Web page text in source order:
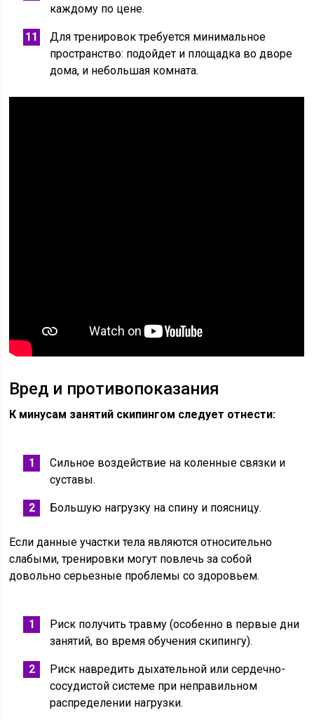
каждому по цене.
Для тренировок требуется минимальное
пространство: подойдет и площадка во дворе
дома, и небольшая комната.
Вред и противопоказания
К минусам занятий скипингом следует отнести:
Сильное воздействие на коленные связки и
суставы.
Большую нагрузку на спину и поясницу.
Если данные участки тела являются относительно
слабыми, тренировки могут повлечь за собой
довольно серьезные проблемы со здоровьем.
Риск получить травму (особенно в первые дни
занятий, во время обучения скипингу).
Риск навредить дыхательной или сердечно-
сосудистой системе при неправильном
распределении нагрузки.